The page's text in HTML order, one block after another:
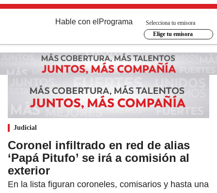
Hable con el Programa
Selecciona tu emisora
Elige tu emisora
Judicial
Coronel infiltrado en red de alias
‘Papá Pitufo’ se irá a comisión al
exterior
En la lista figuran coroneles, comisarios y hasta una